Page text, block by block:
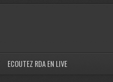
ECOUTEZ RDA EN LIVE